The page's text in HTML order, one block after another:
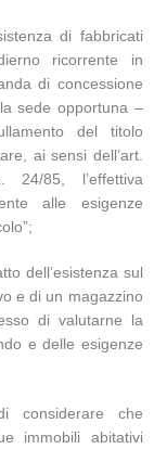
di fabbricati
ricorrente in
di concessione
sede opportuna –
del titolo
ai sensi dell’art.
85, l’effettiva
alle esigenze
dell’esistenza sul
e di un magazzino
di valutarne la
e delle esigenze
considerare che
immobili abitativi